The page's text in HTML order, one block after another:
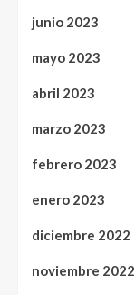
junio 2023
mayo 2023
abril 2023
marzo 2023
febrero 2023
enero 2023
diciembre 2022
noviembre 2022